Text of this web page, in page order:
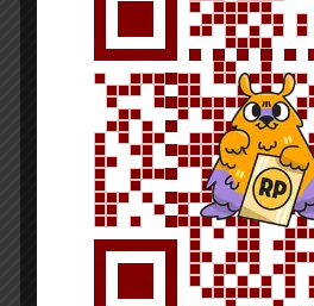
Redaksi 7 Januari 2018
WD III Vakumkan